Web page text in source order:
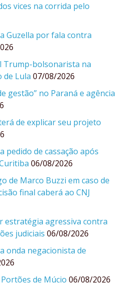
vices na corrida pelo
Guzella por fala contra
Trump-bolsonarista na
de Lula 07/08/2026
gestão” no Paraná e agência
de explicar seu projeto
pedido de cassação após
06/08/2026
de Marco Buzzi em caso de
final caberá ao CNJ
estratégia agressiva contra
judiciais 06/08/2026
onda negacionista de
de Múcio 06/08/2026